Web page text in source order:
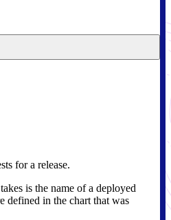
for a release.
is the name of a deployed
defined in the chart that was